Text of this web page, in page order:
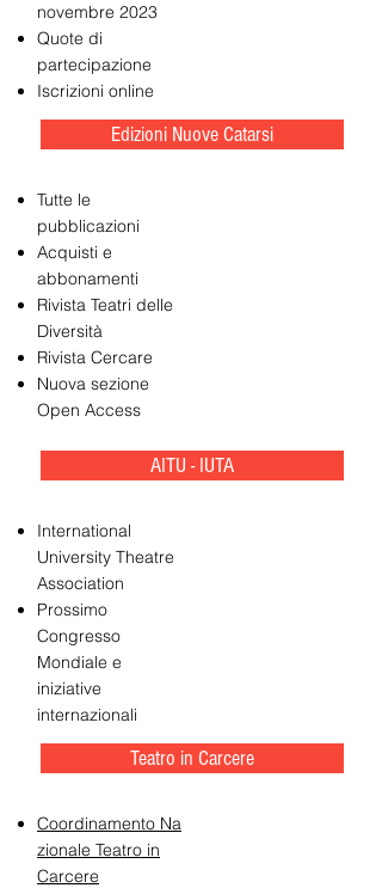
novembre 2023
Quote di
partecipazione
Iscrizioni online
Edizioni Nuove Catarsi
Tutte le
pubblicazioni
Acquisti e
abbonamenti
Rivista Teatri delle
Diversità
Rivista Cercare
Nuova sezione
Open Access
AITU - IUTA
International
University Theatre
Association
Prossimo
Congresso
Mondiale e
iniziative
internazionali
Teatro in Carcere
Coordinamento Na
zionale Teatro in
Carcere